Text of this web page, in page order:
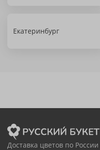
Екатеринбург
Доставка цветов по